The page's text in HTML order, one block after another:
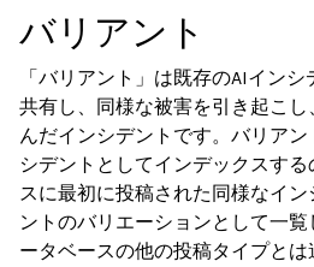
バリアント
「バリアント」は既存のAIイン
共有し、同様な被害を引き起こ
んだインシデントです。バリア
シデントとしてインデックスす
スに最初に投稿された同様なイ
ントのバリエーションとして一
ータベースの他の投稿タイプと